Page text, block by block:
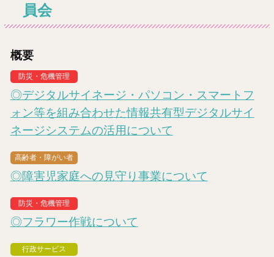
員会
概要
防災・危機管理
◎デジタルサイネージ・パソコン・スマートフ
ォン等を組み合わせた情報共有型デジタルサイ
ネージシステムの活用について
高齢者・障がい者
◎障害児家庭への見守り事業について
防災・危機管理
◎フラワー作戦について
行政サービス